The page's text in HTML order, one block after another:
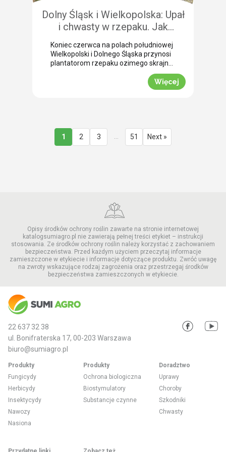
Dolny Śląsk i Wielkopolska: Upał
i chwasty w rzepaku. Jak
uratować plon przed samym
wjazdem kombajnu?
Koniec czerwca na polach południowej
Wielkopolski i Dolnego Śląska przynosi
plantatorom rzepaku ozimego skrajne
emocje (BBCH 80-83). Ostatnie opady
deszczu poprawiły ogólną kondycję
roślin. Jednak wywołały jednocześnie
Jak informuje nasz ekspert Mariusz
Staniek, skuteczna desykacja rzepaku
przed zbiorem oraz wcześniejsza
Więcej
1 2 3 51 Next »
Opisy środków ochrony roślin zawarte na stronie internetowej
katalogsumiagro.pl nie zawierają pełnej treści etykiet – instrukcji
stosowania. Ze środków ochrony roślin należy korzystać z zachowaniem
bezpieczeństwa. Przed każdym użyciem przeczytaj informacje
zamieszczone w etykiecie i informacje dotyczące produktu. Zwróć uwagę
na zwroty wskazujące rodzaj zagrożenia oraz przestrzegaj środków
bezpieczeństwa zamieszczonych w etykiecie.
22 637 32 38
ul. Bonifraterska 17, 00-203 Warszawa
biuro@sumiagro.pl
Produkty
Fungicydy
Herbicydy
Insektycydy
Nawozy
Nasiona
Produkty
Ochrona biologiczna
Biostymulatory
Substancje czynne
Doradztwo
Uprawy
Choroby
Szkodniki
Chwasty